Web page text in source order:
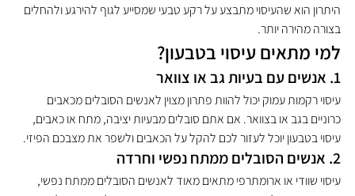
היתרון הוא שהעיסוי מתבצע על רקע טבעי שמסייע לגוף להירגע ולהחלים
בצורה מהירה יותר.
למי מתאים עיסוי בטבעון?
1. אנשים עם בעיות גב או צוואר
עיסוי רקמות עמוק יכול להוות פתרון מצוין לאנשים הסובלים מכאבים
כרוניים בגב או בצוואר. אם אתם סובלים מבעיות יציבה, מתח או כאבים,
עיסוי בטבעון יוכל לעזור לכם להקל על הכאבים ולשפר את מצבכם הפיזי.
2. אנשים הסובלים ממתח נפשי וחרדה
עיסוי שוודי או ארומתרפי מתאים מאוד לאנשים הסובלים ממתח נפשי,